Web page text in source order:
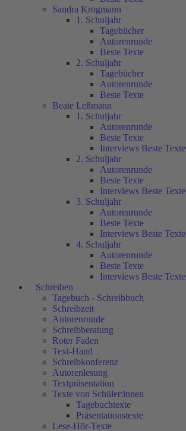
Sandra Krogmann
1. Schuljahr
Tagebücher
Autorenrunde
Beste Texte
2. Schuljahr
Tagebücher
Autorenrunde
Beste Texte
Beate Leßmann
1. Schuljahr
Autorenrunde
Beste Texte
Interviews Beste Texte
2. Schuljahr
Autorenrunde
Beste Texte
Interviews Beste Texte
3. Schuljahr
Autorenrunde
Beste Texte
Interviews Beste Texte
4. Schuljahr
Autorenrunde
Beste Texte
Interviews Beste Texte
Schreiben
Tagebuch - Schreibbuch
Schreibzeit
Autorenrunde
Schreibberatung
Roter Faden
Text-Hand
Schreibkonferenz
Autorenlesung
Textpräsentation
Texte von Schüler:innen
Tagebuchtexte
Präsentationstexte
Lese-Hör-Texte